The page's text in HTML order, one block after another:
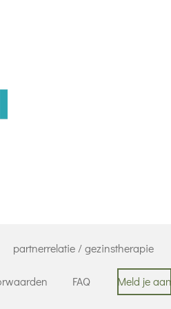
partnerrelatie / gezinstherapie
FAQ Meld je aan